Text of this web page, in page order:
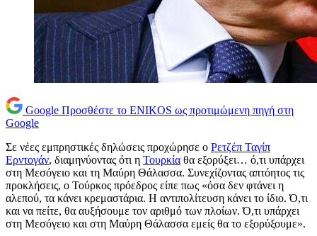
Google Προσθέστε το ENIKOS ως προτιμώμενη πηγή στη
Google
Σε νέες εμπρηστικές δηλώσεις προχώρησε ο Ρετζέπ Ταγίπ
Ερντογάν, διαμηνύοντας ότι η Τουρκία θα εξορύξει… ό,τι υπάρχει
στη Μεσόγειο και τη Μαύρη Θάλασσα. Συνεχίζοντας απτόητος τις
προκλήσεις, ο Τούρκος πρόεδρος είπε πως «όσα δεν φτάνει η
αλεπού, τα κάνει κρεμαστάρια. Η αντιπολίτευση κάνει το ίδιο. Ό,τι
και να πείτε, θα αυξήσουμε τον αριθμό των πλοίων. Ό,τι υπάρχει
στη Μεσόγειο και στη Μαύρη Θάλασσα εμείς θα το εξορύξουμε».